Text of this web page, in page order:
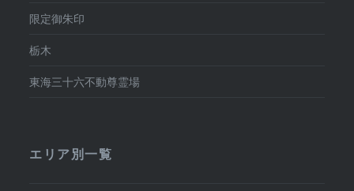
限定御朱印
栃木
東海三十六不動尊霊場
エリア別一覧